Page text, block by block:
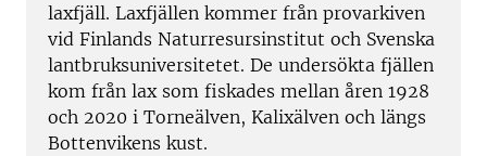
laxfjäll. Laxfjällen kommer från provarkiven
vid Finlands Naturresursinstitut och Svenska
lantbruksuniversitetet. De undersökta fjällen
kom från lax som fiskades mellan åren 1928
och 2020 i Torneälven, Kalixälven och längs
Bottenvikens kust.